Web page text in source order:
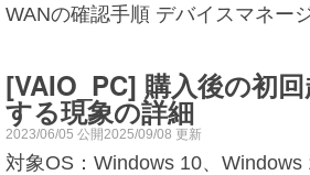
WANの確認手順 デバイスマネー
[VAIO_PC] 購入後の初
する現象の詳細
2023/06/05 公開2025/09/08 更新
対象OS：Windows 10、